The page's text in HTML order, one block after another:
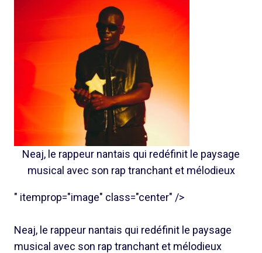
Neaj, le rappeur nantais qui redéfinit le paysage
musical avec son rap tranchant et mélodieux
" itemprop="image" class="center" />
Neaj, le rappeur nantais qui redéfinit le paysage
musical avec son rap tranchant et mélodieux